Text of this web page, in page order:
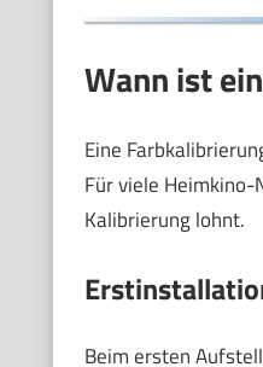
Wann ist
Eine
Für viele
Kalibrierung lohnt.
Beim ersten